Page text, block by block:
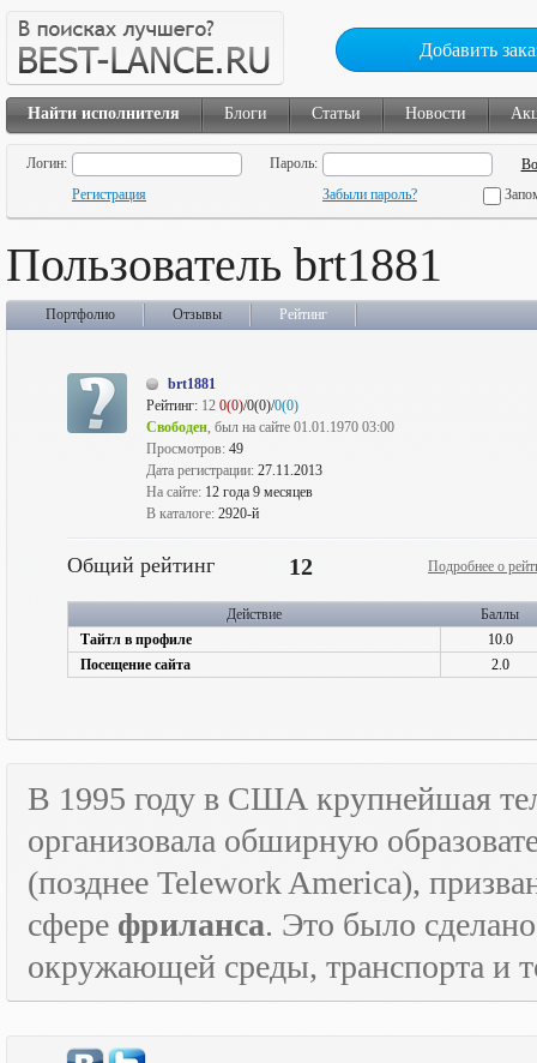
Добавить
Найти исполнителя Блоги Статьи Новости
Логин:
Пароль:
Регистрация
Забыли пароль?
Пользователь brt1881
Портфолио Отзывы Рейтинг
brt1881
Рейтинг: 12 0(0)/0(0)/0(0)
Свободен, был на сайте 01.01.1970 03:00
Просмотров: 49
Дата регистрации: 27.11.2013
На сайте: 12 года 9 месяцев
В каталоге: 2920-й
Общий рейтинг 12 Подробнее о
Действие
Баллы
Тайтл в профиле
10.0
Посещение сайта
2.0
В 1995 году в США крупнейшая
организовала обширную
(позднее Telework America),
сфере фриланса. Это было
окружающей среды, транспорта и